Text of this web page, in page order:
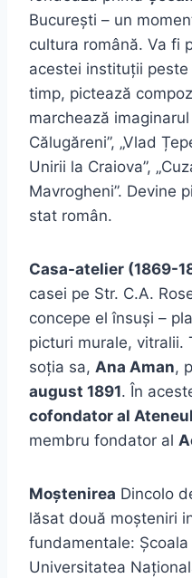
București – un
cultura română. Va fi
acestei instituții
timp, pictează
marchează
Călugăreni”, „Vlad
Unirii la Craiova”,
Mavrogheni”. Devine
stat român.
Casa-atelier (1869-
casei pe Str. C.A.
concepe el însuși –
picturi murale, vitralii.
soția sa, Ana Aman,
august 1891. În
cofondator al
membru fondator al
Moștenirea Dincolo
lăsat două moșteniri
fundamentale:
Universitatea